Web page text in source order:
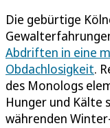
Die gebürtige
Abdriften in eine
Obdachlosigkeit.
des Monologs
Hunger und Kälte
währenden